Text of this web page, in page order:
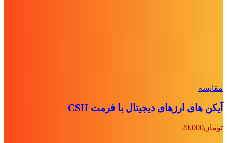
مقايسه
آیکن های ارزهای دیجیتال با فرمت CSH
تومان20,000